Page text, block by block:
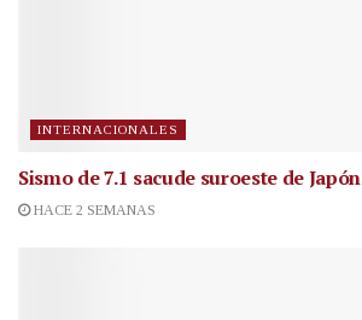
INTERNACIONALES
Sismo de 7.1 sacude suroeste de Japón
HACE 2 SEMANAS